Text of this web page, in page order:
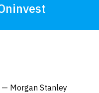
Morgan Stanley